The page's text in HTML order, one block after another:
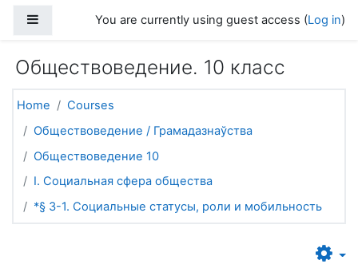
Side panelYou are currently using guest access (Log in)
Обществоведение. 10 класс
Home
Courses
Обществоведение / Грамадазнаўства
Обществоведение 10
I. Социальная сфера общества
*§ 3-1. Социальные статусы, роли и мобильность